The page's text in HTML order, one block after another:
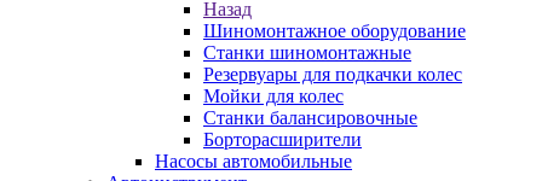
Назад
Шиномонтажное оборудование
Станки шиномонтажные
Резервуары для подкачки колес
Мойки для колес
Станки балансировочные
Борторасширители
Насосы автомобильные